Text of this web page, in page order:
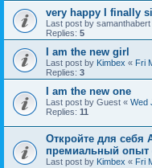
very happy I finally
Last post by samanthabert
Replies: 5
I am the new girl
Last post by Kimbex « Fri
Replies: 3
I am the new one
Last post by Guest « Wed
Replies: 11
Откройте для себя
премиальный опыт
Last post by Kimbex « Fri